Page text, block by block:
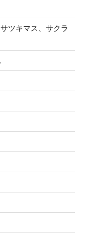
ツキマス、サクラ